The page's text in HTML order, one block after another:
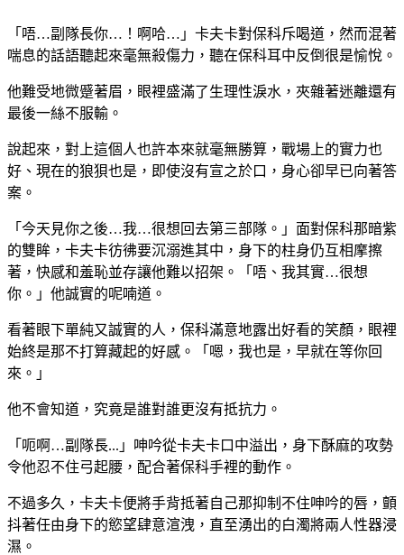
「唔…副隊長你…！啊哈…」卡夫卡對保科斥喝道，然而混著
喘息的話語聽起來毫無殺傷力，聽在保科耳中反倒很是愉悅。
他難受地微蹙著眉，眼裡盛滿了生理性淚水，夾雜著迷離還有
最後一絲不服輸。
說起來，對上這個人也許本來就毫無勝算，戰場上的實力也
好、現在的狼狽也是，即使沒有宣之於口，身心卻早已向著答
案。
「今天見你之後…我…很想回去第三部隊。」面對保科那暗紫
的雙眸，卡夫卡彷彿要沉溺進其中，身下的柱身仍互相摩擦
著，快感和羞恥並存讓他難以招架。「唔、我其實…很想
你。」他誠實的呢喃道。
看著眼下單純又誠實的人，保科滿意地露出好看的笑顏，眼裡
始終是那不打算藏起的好感。「嗯，我也是，早就在等你回
來。」
他不會知道，究竟是誰對誰更沒有抵抗力。
「呃啊…副隊長...」呻吟從卡夫卡口中溢出，身下酥麻的攻勢
令他忍不住弓起腰，配合著保科手裡的動作。
不過多久，卡夫卡便將手背抵著自己那抑制不住呻吟的唇，顫
抖著任由身下的慾望肆意渲洩，直至湧出的白濁將兩人性器浸
濕。